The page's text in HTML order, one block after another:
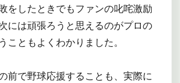
をしたときでもファンの叱咤激励
には頑張ろうと思えるのがプロの
こともよくわかりました。
前で野球応援することも、実際に